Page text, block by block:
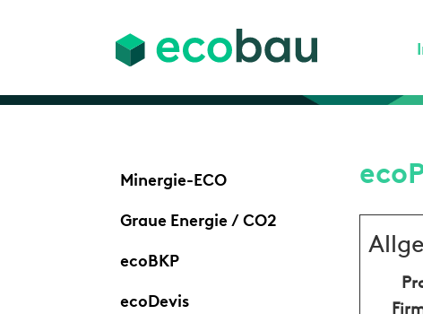
Minergie-ECO
Graue Energie / CO2
ecoBKP
ecoDevis